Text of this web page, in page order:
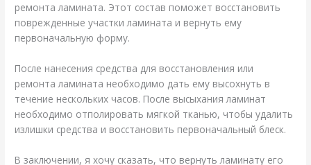
ремонта ламината. Этот состав поможет восстановить
поврежденные участки ламината и вернуть ему
первоначальную форму.
После нанесения средства для восстановления или
ремонта ламината необходимо дать ему высохнуть в
течение нескольких часов. После высыхания ламинат
необходимо отполировать мягкой тканью, чтобы удалить
излишки средства и восстановить первоначальный блеск.
В заключении, я хочу сказать, что вернуть ламинату его